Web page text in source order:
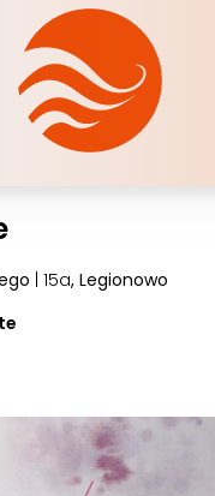
| 15a, Legionowo